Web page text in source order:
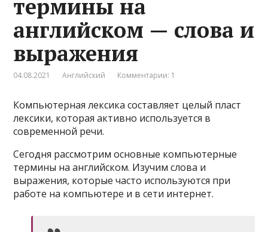
термины на
английском — слова и
выражения
04.08.2021 Английский Комментарии: 1
Компьютерная лексика составляет целый пласт
лексики, которая активно используется в
современной речи.
Сегодня рассмотрим основные компьютерные
термины на английском. Изучим слова и
выражения, которые часто используются при
работе на компьютере и в сети интернет.